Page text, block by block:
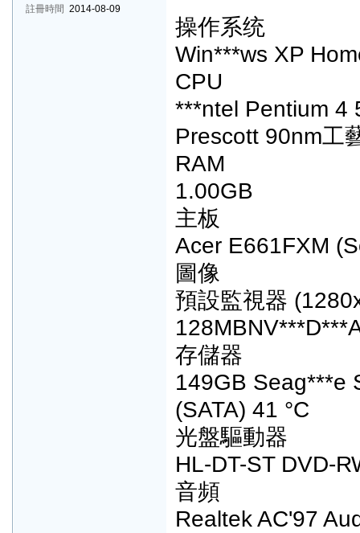
註冊時間 2014-08-09
操作系统
Win***ws XP
CPU
***ntel Pentium 4
Prescott 90nm工
RAM
1.00GB
主板
Acer E661FXM
圖像
預設監視器
存儲器
149GB Seag***e
(SATA) 41 °C
光盤驅動器
HL-DT-ST DVD-
音頻
Realtek AC'97